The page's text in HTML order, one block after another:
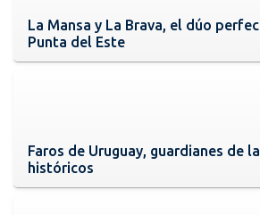
La Mansa y La Brava, el dúo
Punta del Este
Faros de Uruguay, guardianes de
históricos